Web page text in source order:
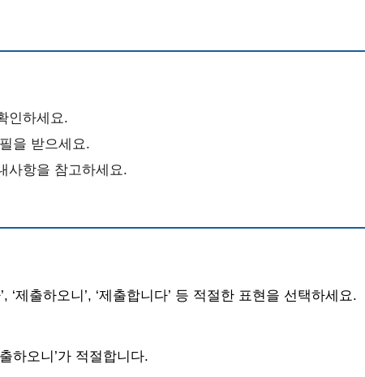
인하세요.
을 받으세요.
사항을 참고하세요.
‘제출하오니’, ‘제출합니다’ 등 적절한 표현을 선택하세요.
하오니’가 적절합니다.